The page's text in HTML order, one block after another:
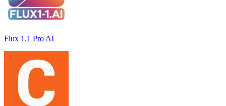
Flux 1.1 Pro AI